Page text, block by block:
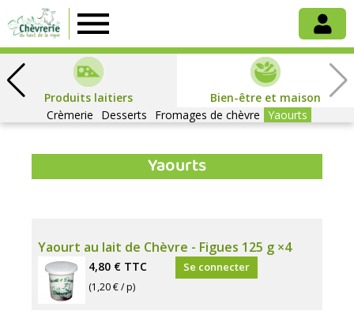
Chèvrerie
du
Haut
Vigne
Produits laitiers
Bien-être et maison
Crèmerie
Desserts Fromages de chèvre Yaourts
Yaourts
Yaourt au lait de Chèvre - Figues 125 g ×4
4,80 € TTC
(1,20 € / p)
Se connecter